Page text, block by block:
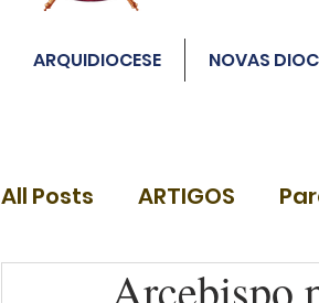
ARQUIDIOCESE NOVAS
All Posts ARTIGOS
DIÁCONOSArcebispo